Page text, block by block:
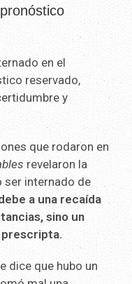
en el
reservado,
y
que rodaron en
revelaron la
ser internado de
a una recaída
sino un
prescripta.
dice que hubo un